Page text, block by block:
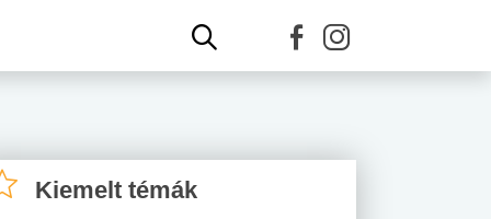
Kiemelt témák